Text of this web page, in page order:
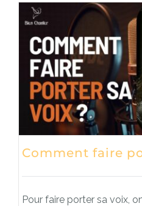
Comment faire
Pour faire porter sa voix,